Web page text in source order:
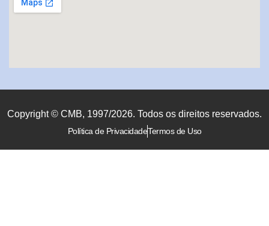
Copyright © CMB, 1997/2026. Todos os direitos reservados.
Política de PrivacidadeTermos de Uso